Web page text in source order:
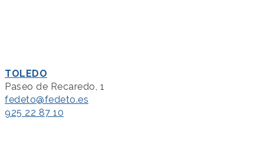
TOLEDO
Paseo de Recaredo, 1
fedeto@fedeto.es
925 22 87 10